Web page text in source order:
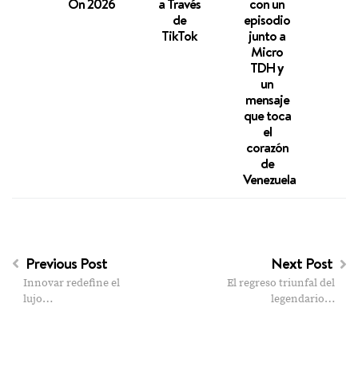
On 2026
a Través
de
TikTok
con un
episodio
junto a
Micro
TDH y
un
mensaje
que toca
el
corazón
de
Venezuela
Previous Post
Innovar redefine el
lujo…
Next Post
El regreso triunfal del
legendario…